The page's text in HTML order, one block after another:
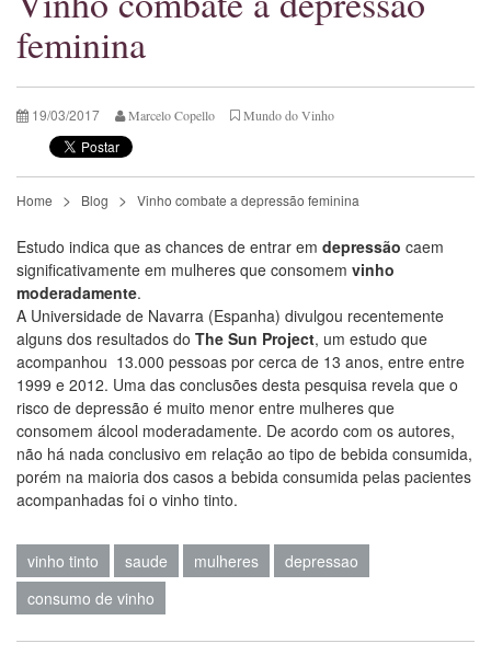
feminina
19/03/2017 Marcelo Copello Mundo do Vinho
Home Blog Vinho combate a depressão feminina
Estudo indica que as chances de entrar em depressão caem
significativamente em mulheres que consomem vinho
moderadamente.
A Universidade de Navarra (Espanha) divulgou recentemente
alguns dos resultados do The Sun Project, um estudo que
acompanhou 13.000 pessoas por cerca de 13 anos, entre entre
1999 e 2012. Uma das conclusões desta pesquisa revela que o
risco de depressão é muito menor entre mulheres que
consomem álcool moderadamente. De acordo com os autores,
não há nada conclusivo em relação ao tipo de bebida consumida,
porém na maioria dos casos a bebida consumida pelas pacientes
acompanhadas foi o vinho tinto.
vinho tinto saude mulheres
depressao
consumo de vinho